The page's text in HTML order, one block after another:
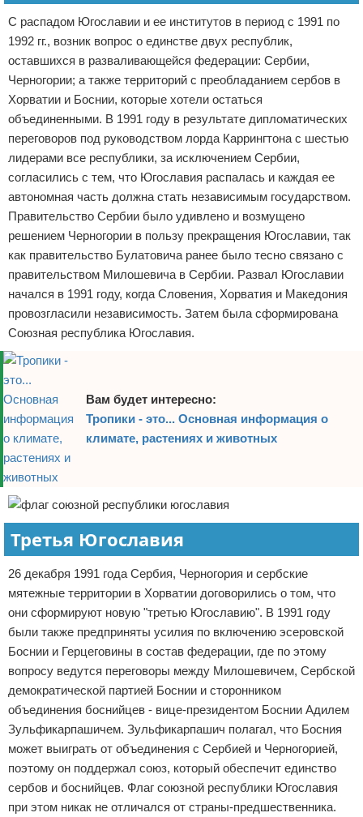
С распадом Югославии и ее институтов в период с 1991 по
1992 гг., возник вопрос о единстве двух республик,
оставшихся в разваливающейся федерации: Сербии,
Черногории; а также территорий с преобладанием сербов в
Хорватии и Боснии, которые хотели остаться
объединенными. В 1991 году в результате дипломатических
переговоров под руководством лорда Каррингтона с шестью
лидерами все республики, за исключением Сербии,
согласились с тем, что Югославия распалась и каждая ее
автономная часть должна стать независимым государством.
Правительство Сербии было удивлено и возмущено
решением Черногории в пользу прекращения Югославии, так
как правительство Булатовича ранее было тесно связано с
правительством Милошевича в Сербии. Развал Югославии
начался в 1991 году, когда Словения, Хорватия и Македония
провозгласили независимость. Затем была сформирована
Союзная республика Югославия.
Вам будет интересно:
Тропики - это... Основная информация о
климате, растениях и животных
Третья Югославия
26 декабря 1991 года Сербия, Черногория и сербские
мятежные территории в Хорватии договорились о том, что
они сформируют новую "третью Югославию". В 1991 году
были также предприняты усилия по включению эсеровской
Боснии и Герцеговины в состав федерации, где по этому
вопросу ведутся переговоры между Милошевичем, Сербской
демократической партией Боснии и сторонником
объединения боснийцев - вице-президентом Боснии Адилем
Зульфикарпашичем. Зульфикарпашич полагал, что Босния
может выиграть от объединения с Сербией и Черногорией,
поэтому он поддержал союз, который обеспечит единство
сербов и боснийцев. Флаг союзной республики Югославия
при этом никак не отличался от страны-предшественника.